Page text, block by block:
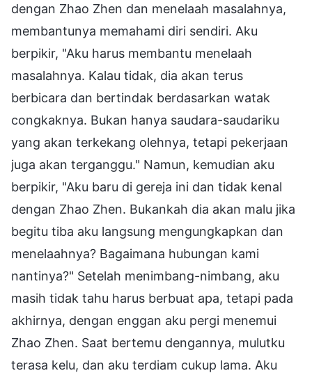
dengan Zhao Zhen dan menelaah masalahnya,
membantunya memahami diri sendiri. Aku
berpikir, "Aku harus membantu menelaah
masalahnya. Kalau tidak, dia akan terus
berbicara dan bertindak berdasarkan watak
congkaknya. Bukan hanya saudara-saudariku
yang akan terkekang olehnya, tetapi pekerjaan
juga akan terganggu." Namun, kemudian aku
berpikir, "Aku baru di gereja ini dan tidak kenal
dengan Zhao Zhen. Bukankah dia akan malu jika
begitu tiba aku langsung mengungkapkan dan
menelaahnya? Bagaimana hubungan kami
nantinya?" Setelah menimbang-nimbang, aku
masih tidak tahu harus berbuat apa, tetapi pada
akhirnya, dengan enggan aku pergi menemui
Zhao Zhen. Saat bertemu dengannya, mulutku
terasa kelu, dan aku terdiam cukup lama. Aku